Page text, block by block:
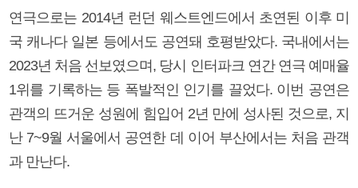
연극으로는 2014년 런던 웨스트엔드에서 초연된 이후 미
국 캐나다 일본 등에서도 공연돼 호평받았다. 국내에서는
2023년 처음 선보였으며, 당시 인터파크 연간 연극 예매율
1위를 기록하는 등 폭발적인 인기를 끌었다. 이번 공연은
관객의 뜨거운 성원에 힘입어 2년 만에 성사된 것으로, 지
난 7~9월 서울에서 공연한 데 이어 부산에서는 처음 관객
과 만난다.